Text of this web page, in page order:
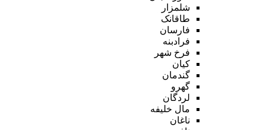
شلمزار
طاقانک
فارسان
فرادبنه
فرخ شهر
کیان
گندمان
گهرو
لردگان
مال خلیفه
ناغان